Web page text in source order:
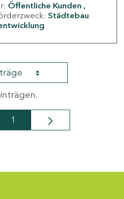
Öffentliche Kunden
Städtebau
Seite
1